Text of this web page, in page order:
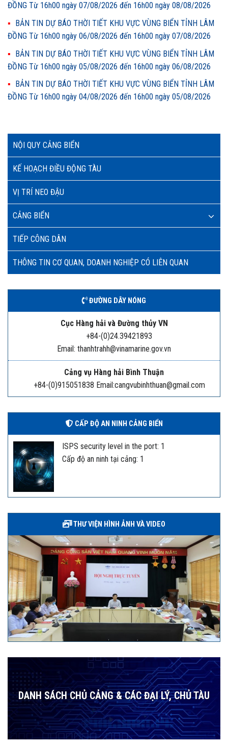
NỘI QUY CẢNG BIỂN
KẾ HOẠCH ĐIỀU ĐỘNG TÀU
VỊ TRÍ NEO ĐẬU
CẢNG BIỂN
TIẾP CÔNG DÂN
THÔNG TIN CƠ QUAN, DOANH NGHIỆP CÓ LIÊN QUAN
ĐƯỜNG DÂY NÓNG
Cục Hàng hải và Đường thủy VN
+84-(0)24.39421893
Email: thanhtrahh@vinamarine.gov.vn
Cảng vụ Hàng hải Bình Thuận
+84-(0)915051838 Email:cangvubinhthuan@gmail.com
CẤP ĐỘ AN NINH CẢNG BIỂN
ISPS security level in the port: 1
Cấp độ an ninh tại cảng: 1
THƯ VIỆN HÌNH ẢNH VÀ VIDEO
DANH SÁCH CHỦ CẢNG & CÁC ĐẠI LÝ, CHỦ TÀU
ĐỒNG Từ 16h00 ngày 07/08/2026 đến 16h00 ngày 08/08/2026
BẢN TIN DỰ BÁO THỜI TIẾT KHU VỰC VÙNG BIỂN TỈNH LÂM
ĐỒNG Từ 16h00 ngày 06/08/2026 đến 16h00 ngày 07/08/2026
BẢN TIN DỰ BÁO THỜI TIẾT KHU VỰC VÙNG BIỂN TỈNH LÂM
ĐỒNG Từ 16h00 ngày 05/08/2026 đến 16h00 ngày 06/08/2026
BẢN TIN DỰ BÁO THỜI TIẾT KHU VỰC VÙNG BIỂN TỈNH LÂM
ĐỒNG Từ 16h00 ngày 04/08/2026 đến 16h00 ngày 05/08/2026